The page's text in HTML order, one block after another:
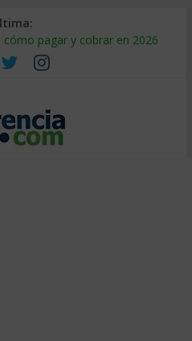
pagar y cobrar en 2026
por qué sale tan caro
cómo auditarla a tiempo
de suministro: qué hacer
cómo segmentarlo y venderle